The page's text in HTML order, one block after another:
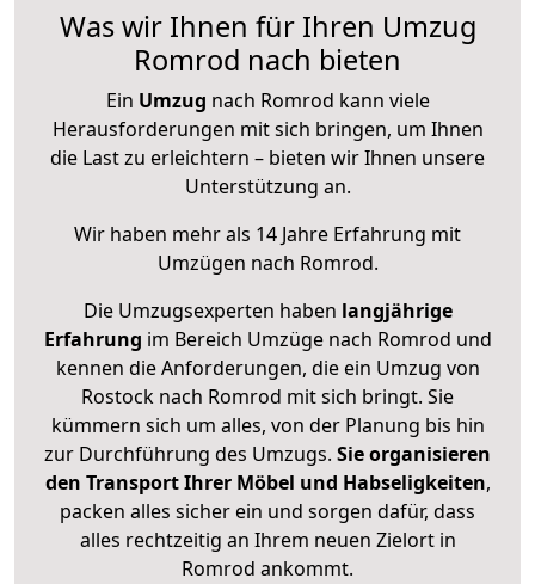
Was wir Ihnen für Ihren Umzug
Romrod nach bieten
Ein Umzug nach Romrod kann viele
Herausforderungen mit sich bringen, um Ihnen
die Last zu erleichtern – bieten wir Ihnen unsere
Unterstützung an.
Wir haben mehr als 14 Jahre Erfahrung mit
Umzügen nach Romrod.
Die Umzugsexperten haben langjährige
Erfahrung im Bereich Umzüge nach Romrod und
kennen die Anforderungen, die ein Umzug von
Rostock nach Romrod mit sich bringt. Sie
kümmern sich um alles, von der Planung bis hin
zur Durchführung des Umzugs. Sie organisieren
den Transport Ihrer Möbel und Habseligkeiten,
packen alles sicher ein und sorgen dafür, dass
alles rechtzeitig an Ihrem neuen Zielort in
Romrod ankommt.